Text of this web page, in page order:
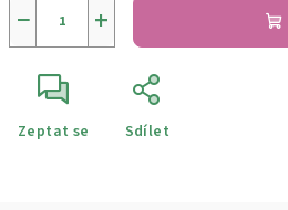
+
−
Zeptat se Sdílet